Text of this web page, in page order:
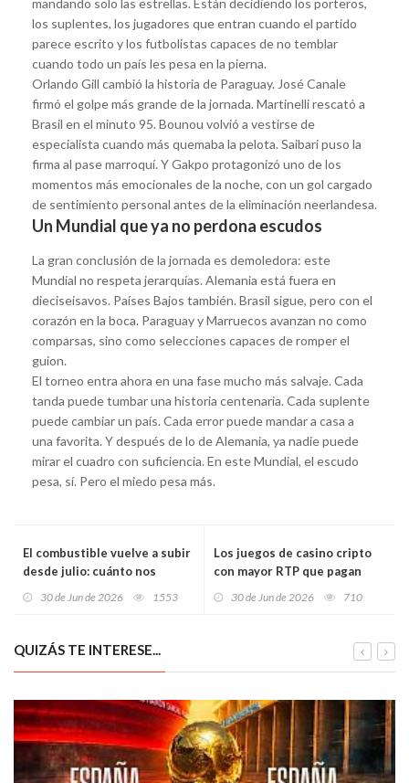
los suplentes, los jugadores que entran cuando el partido
parece escrito y los futbolistas capaces de no temblar
cuando todo un país les pesa en la pierna.
Orlando Gill cambió la historia de Paraguay. José Canale
firmó el golpe más grande de la jornada. Martinelli rescató a
Brasil en el minuto 95. Bounou volvió a vestirse de
especialista cuando más quemaba la pelota. Saibari puso la
firma al pase marroquí. Y Gakpo protagonizó uno de los
momentos más emocionales de la noche, con un gol cargado
de sentimiento personal antes de la eliminación neerlandesa.
Un Mundial que ya no perdona escudos
La gran conclusión de la jornada es demoledora: este
Mundial no respeta jerarquías. Alemania está fuera en
dieciseisavos. Países Bajos también. Brasil sigue, pero con el
corazón en la boca. Paraguay y Marruecos avanzan no como
comparsas, sino como selecciones capaces de romper el
guion.
El torneo entra ahora en una fase mucho más salvaje. Cada
tanda puede tumbar una historia centenaria. Cada suplente
puede cambiar un país. Cada error puede mandar a casa a
una favorita. Y después de lo de Alemania, ya nadie puede
mirar el cuadro con suficiencia. En este Mundial, el escudo
pesa, sí. Pero el miedo pesa más.
El combustible vuelve a subir
desde julio: cuánto nos
30 de Jun de 2026 1553
Los juegos de casino cripto
con mayor RTP que pagan
30 de Jun de 2026 710
QUIZÁS TE INTERESE...